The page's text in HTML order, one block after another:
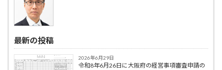
最新の投稿
2026年6月29日
令和8年6月26日に大阪府の経営事項審査申請の